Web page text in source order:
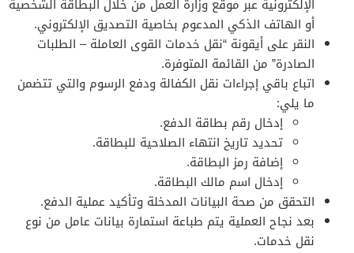
الإلكترونية عبر موقع وزارة العمل من خلال البطاقة الشخصية
أو الهاتف الذكي المدعوم بخاصية التصديق الإلكتروني.
النقر على أيقونة “نقل خدمات القوى العاملة – الطلبات
الصادرة” من القائمة المتوفرة.
اتباع باقي إجراءات نقل الكفالة ودفع الرسوم والتي تتضمن
ما يلي:
إدخال رقم بطاقة الدفع.
تحديد تاريخ انتهاء الصلاحية للبطاقة.
إضافة رمز البطاقة.
إدخال اسم مالك البطاقة.
التحقق من صحة البيانات المدخلة وتأكيد عملية الدفع.
بعد نجاح العملية يتم طباعة استمارة بيانات عامل من نوع
نقل خدمات.